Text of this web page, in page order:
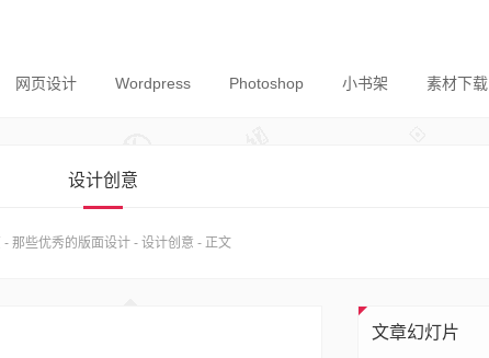
网页设计 Wordpress Photoshop 小书架 素材下载
设计创意
- 那些优秀的版面设计 - 设计创意 - 正文
文章幻灯片